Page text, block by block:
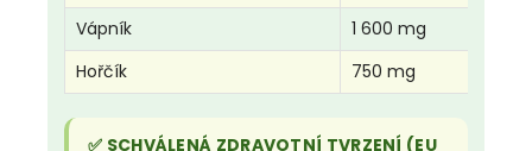
Vápník
1 600 mg
Hořčík
750 mg
✅ SCHVÁLENÁ ZDRAVOTNÍ TVRZENÍ (EU